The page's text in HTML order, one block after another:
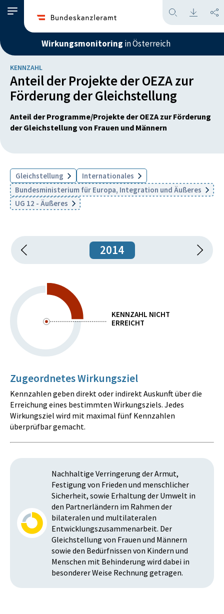
Wirkungsmonitoring in Österreich
KENNZAHL
Anteil der Projekte der OEZA zur
Förderung der Gleichstellung
Anteil der Programme/Projekte der OEZA zur Förderung
der Gleichstellung von Frauen und Männern
Gleichstellung
Internationales
Bundesministerium für Europa, Integration und Äußeres
UG 12 - Äußeres
2014
KENNZAHL NICHT
ERREICHT
Zugeordnetes Wirkungsziel
Kennzahlen geben direkt oder indirekt Auskunft über die
Erreichung eines bestimmten Wirkungsziels. Jedes
Wirkungsziel wird mit maximal fünf Kennzahlen
überprüfbar gemacht.
Nachhaltige Verringerung der Armut,
Festigung von Frieden und menschlicher
Sicherheit, sowie Erhaltung der Umwelt in
den Partnerländern im Rahmen der
bilateralen und multilateralen
Entwicklungszusammenarbeit. Der
Gleichstellung von Frauen und Männern
sowie den Bedürfnissen von Kindern und
Menschen mit Behinderung wird dabei in
besonderer Weise Rechnung getragen.